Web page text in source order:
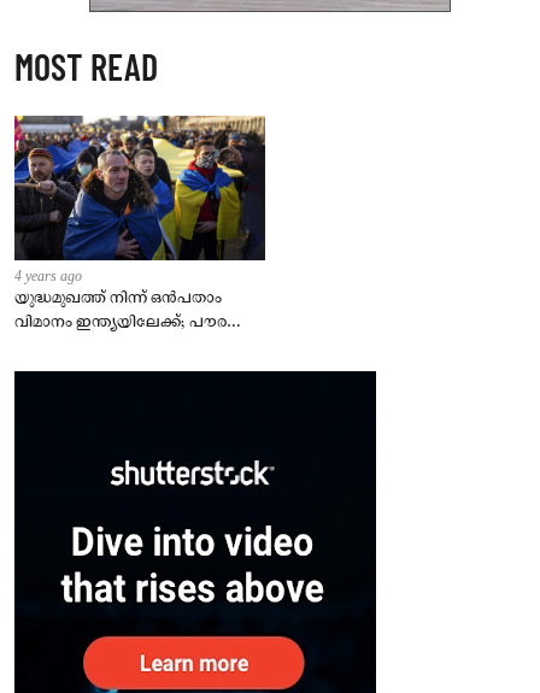
MOST READ
4 years ago
യുദ്ധമുഖത്ത് നിന്ന് ഒൻപതാം
വിമാനം ഇന്ത്യയിലേക്ക്; പൗരന്മാർ
– കേന്ദ്രം